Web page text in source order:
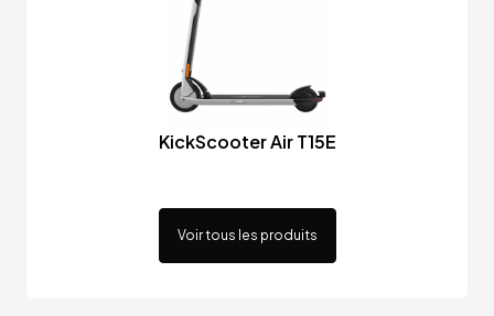
KickScooter Air T15E
Voir tous les produits